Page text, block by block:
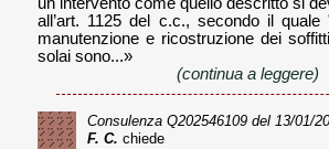
un intervento come quello descritto si
all’art. 1125 del c.c., secondo il
manutenzione e ricostruzione dei
solai sono...»
(continua a leggere)
Consulenza Q202546109 del 13/01/
F. C. chiede